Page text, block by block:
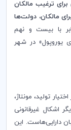
برای ترغیب مالکان
مالکان، دولت‌ها
بیستم سپتامبر 2017 برابر با بیست و نهم
فکری یوروپول» در شهر
تولید، مونتاژ،
اشکال غیرقانونی
دارایی‌هاست. این